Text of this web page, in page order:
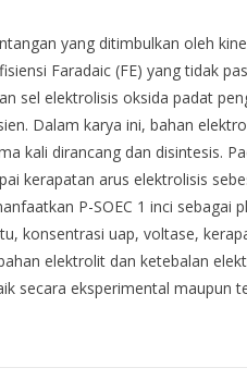
yang ditimbulkan oleh
Faradaic (FE) yang tidak
sel elektrolisis oksida padat
Dalam karya ini, bahan
kali dirancang dan disintesis.
kerapatan arus elektrolisis
P-SOEC 1 inci sebagai
konsentrasi uap, voltase,
elektrolit dan ketebalan
secara eksperimental maupun